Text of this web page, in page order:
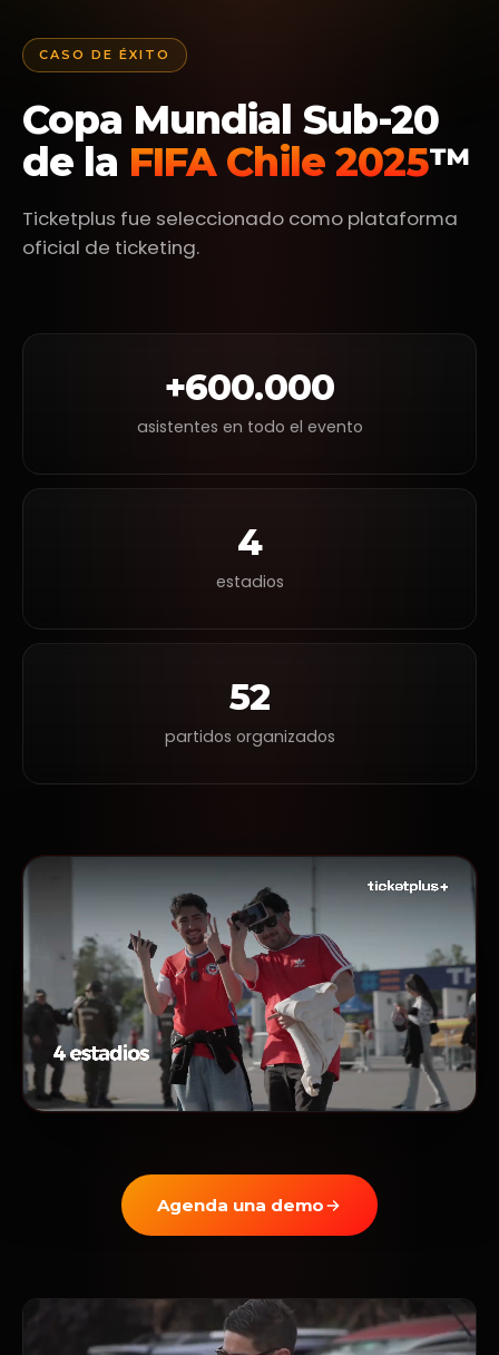
CASO DE ÉXITO
Copa Mundial Sub-20
de la FIFA Chile 2025™
Ticketplus fue seleccionado como plataforma
oficial de ticketing.
+600.000
asistentes en todo el evento
4
estadios
52
partidos organizados
Agenda una demo